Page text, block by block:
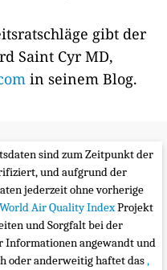
gibt der
Saint Cyr MD,
in seinem Blog.
sind zum Zeitpunkt der
und aufgrund der
jederzeit ohne vorherige
World Air Quality IndexProjekt
und Sorgfalt bei der
Informationen angewandt und
oder anderweitig haftet das,